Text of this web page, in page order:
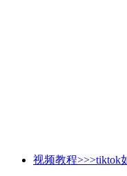
视频教程>>>tiktok